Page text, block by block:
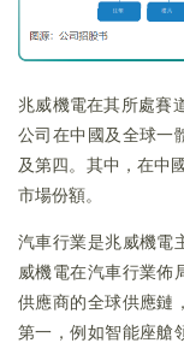
兆威機電在其所處賽
公司在中國及全球一
及第四。其中，在中
市場份額。
汽車行業是兆威機電
威機電在汽車行業佈
供應商的全球供應鏈
第一，例如智能座艙